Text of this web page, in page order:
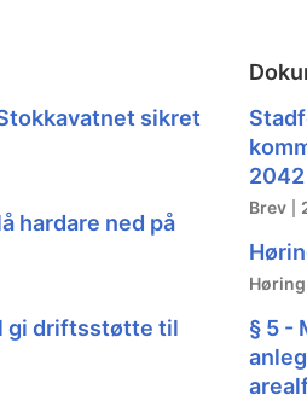
sikret
hardare ned på
gi driftsstøtte til
2042
Brev
Høring
§ 5 -